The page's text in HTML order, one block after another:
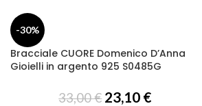
-30%
Bracciale CUORE Domenico D’Anna
Gioielli in argento 925 S0485G
33,00€ 23,10 €